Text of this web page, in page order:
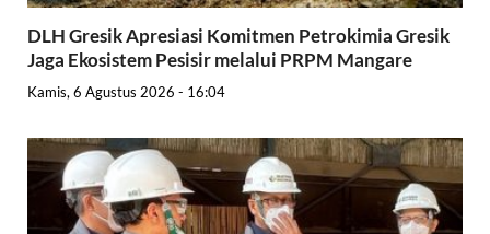
DLH Gresik Apresiasi Komitmen Petrokimia Gresik
Jaga Ekosistem Pesisir melalui PRPM Mangare
Kamis, 6 Agustus 2026 - 16:04